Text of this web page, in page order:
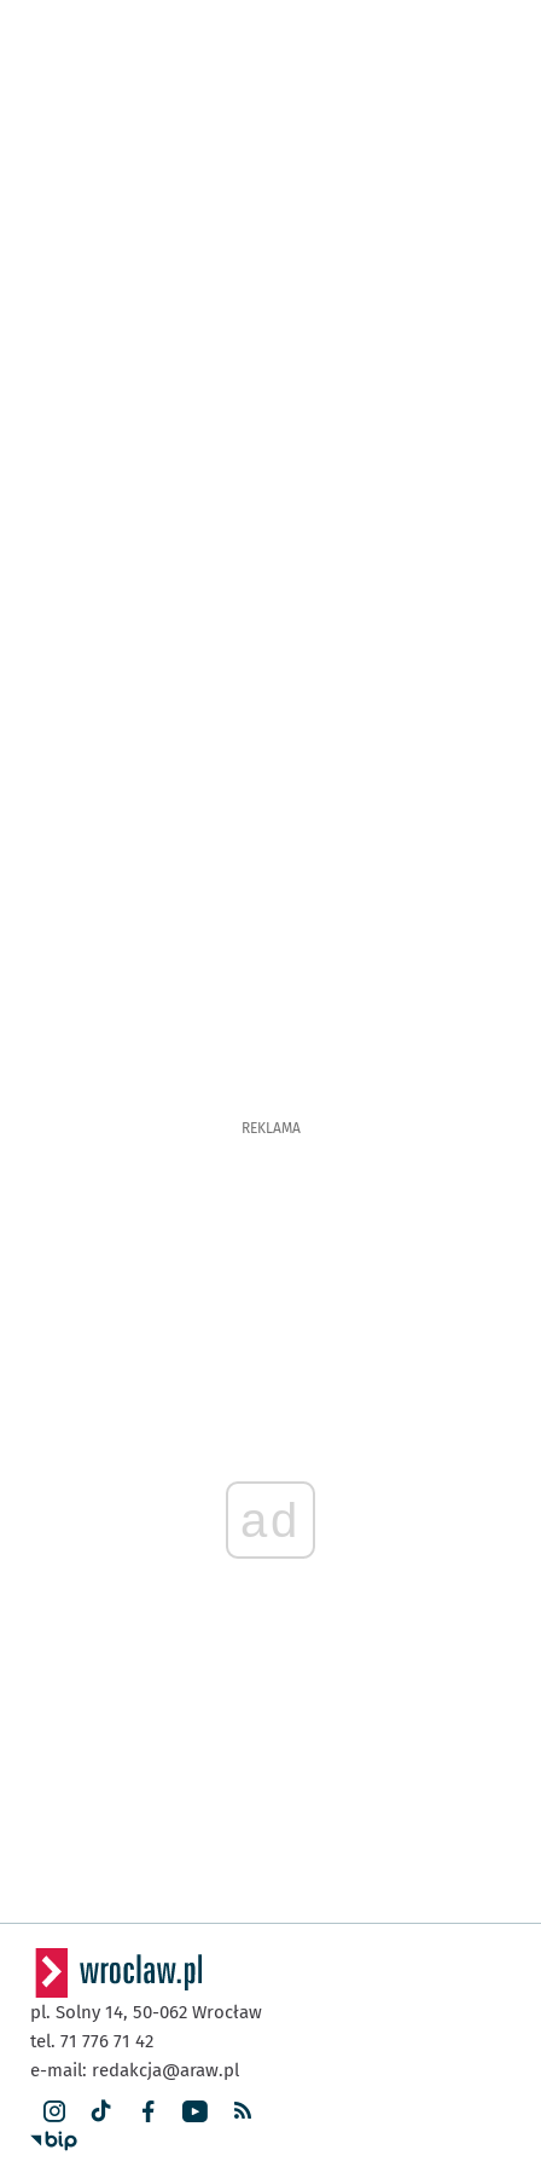
REKLAMA
ad
pl. Solny 14, 50-062 Wrocław
tel. 71 776 71 42
e-mail: redakcja@araw.pl